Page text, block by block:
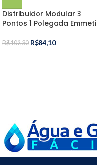
Distribuidor Modular 3
Pontos 1 Polegada Emmeti
R$102,30 R$84,10